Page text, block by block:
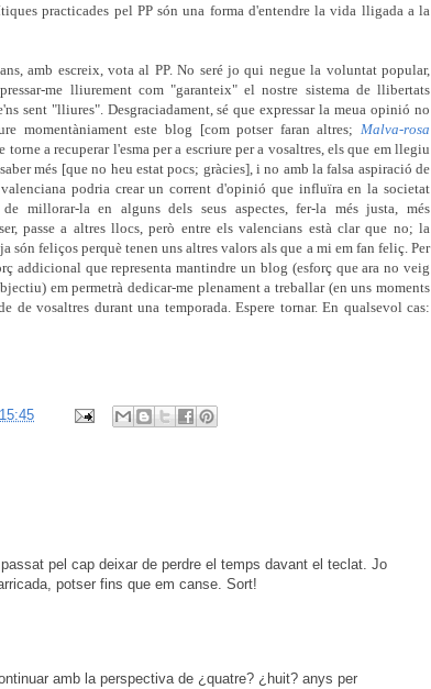
practicades pel PP són una forma d'entendre la vida lligada a la
amb escreix, vota al PP. No seré jo qui negue la voluntat popular,
me lliurement com "garanteix" el nostre sistema de llibertats
sent "lliures". Desgraciadament, sé que expressar la meua opinió no
momentàniament este blog [com potser faran altres; Malva-rosa
torne a recuperar l'esma per a escriure per a vosaltres, els que em llegiu
més [que no heu estat pocs; gràcies], i no amb la falsa aspiració de
podria crear un corrent d'opinió que influïra en la societat
millorar-la en alguns dels seus aspectes, fer-la més justa, més
passe a altres llocs, però entre els valencians està clar que no; la
són feliços perquè tenen uns altres valors als que a mi em fan feliç. Per
addicional que representa mantindre un blog (esforç que ara no veig
em permetrà dedicar-me plenament a treballar (en uns moments
de vosaltres durant una temporada. Espere tornar. En qualsevol cas:
15:45
pel cap deixar de perdre el temps davant el teclat. Jo
potser fins que em canse. Sort!
amb la perspectiva de ¿quatre? ¿huit? anys per